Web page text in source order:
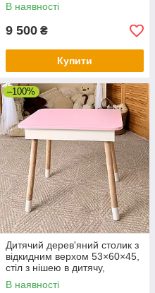
В наявності
9 500 ₴
Купити
–100%
Дитячий дерев'яний столик з
відкидним верхом 53×60×45,
стіл з нішею в дитячу,
рожевий
В наявності